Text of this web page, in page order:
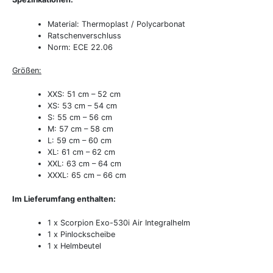
Material: Thermoplast / Polycarbonat
Ratschenverschluss
Norm: ECE 22.06
Größen:
XXS: 51 cm – 52 cm
XS: 53 cm – 54 cm
S: 55 cm – 56 cm
M: 57 cm – 58 cm
L: 59 cm – 60 cm
XL: 61 cm – 62 cm
XXL: 63 cm – 64 cm
XXXL: 65 cm – 66 cm
Im Lieferumfang enthalten:
1 x Scorpion Exo-530i Air Integralhelm
1 x Pinlockscheibe
1 x Helmbeutel